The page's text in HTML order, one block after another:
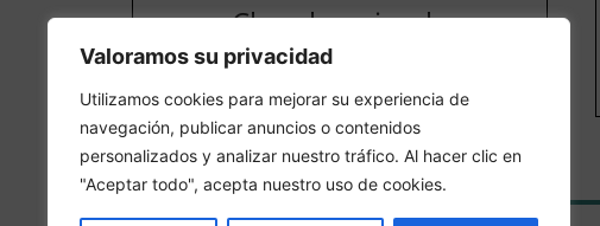
Valoramos su privacidad
Utilizamos cookies para mejorar su experiencia de
navegación, publicar anuncios o contenidos
personalizados y analizar nuestro tráfico. Al hacer clic en
"Aceptar todo", acepta nuestro uso de cookies.
Chambre simple
Dans une chambre simple, 1 personne adulte
séjournera dans la chambre.